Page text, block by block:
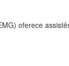
oferece